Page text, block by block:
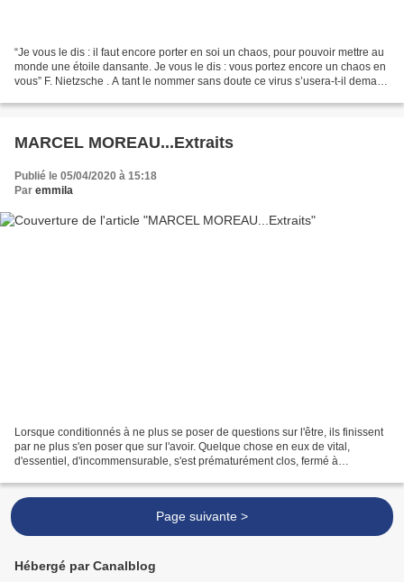
“Je vous le dis : il faut encore porter en soi un chaos, pour pouvoir mettre au
monde une étoile dansante. Je vous le dis : vous portez encore un chaos en
vous” F. Nietzsche . A tant le nommer sans doute ce virus s’usera-t-il demain
MARCEL MOREAU...Extraits
Publié le 05/04/2020 à 15:18
Par emmila
Lorsque conditionnés à ne plus se poser de questions sur l'être, ils finissent
par ne plus s'en poser que sur l'avoir. Quelque chose en eux de vital,
d'essentiel, d'incommensurable, s'est prématurément clos, fermé à
Page suivante >
Hébergé par Canalblog